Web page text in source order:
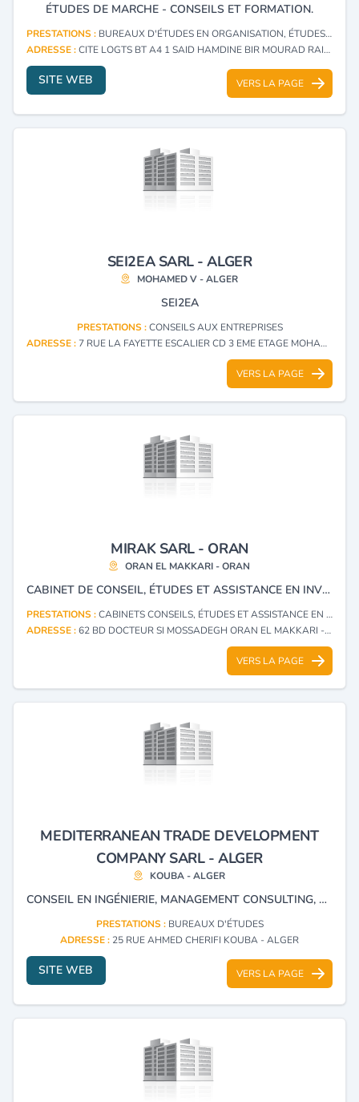
ÉTUDES DE MARCHE - CONSEILS ET FORMATION.
PRESTATIONS : BUREAUX D'ÉTUDES EN ORGANISATION, ÉTUDES DE MARCHÉ ET SONDAGES
ADRESSE :CITE LOGTS BT A4 1 SAID HAMDINE BIR MOURAD RAIS - ALGER
SITE WEB VERS LA PAGE
SEI2EA SARL - ALGER
MOHAMED V - ALGER
SEI2EA
PRESTATIONS :CONSEILS AUX ENTREPRISES
ADRESSE : 7 RUE LA FAYETTE ESCALIER CD 3 EME ETAGE MOHAMED V - ALGER
VERS LA PAGE
MIRAK SARL - ORAN
ORAN EL MAKKARI - ORAN
CABINET DE CONSEIL, ÉTUDES ET ASSISTANCE EN INVESTISSEMENT.
PRESTATIONS :CABINETS CONSEILS, ÉTUDES ET ASSISTANCE EN INVESTISSEMENT
ADRESSE :62 BD DOCTEUR SI MOSSADEGH ORAN EL MAKKARI - ORAN
VERS LA PAGE
MEDITERRANEAN TRADE DEVELOPMENT
COMPANY SARL - ALGER
KOUBA - ALGER
CONSEIL EN INGÉNIERIE, MANAGEMENT CONSULTING, BUREAU D’ÉTUDE ET DE CONSEIL
PRESTATIONS : BUREAUX D'ÉTUDES
ADRESSE : 25 RUE AHMED CHERIFI KOUBA - ALGER
SITE WEB VERS LA PAGE